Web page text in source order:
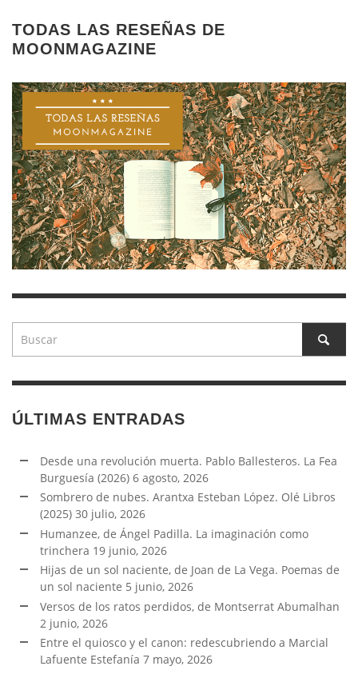
TODAS LAS RESEÑAS DE
MOONMAGAZINE
ÚLTIMAS ENTRADAS
Desde una revolución muerta. Pablo Ballesteros. La Fea
Burguesía (2026) 6 agosto, 2026
Sombrero de nubes. Arantxa Esteban López. Olé Libros
(2025) 30 julio, 2026
Humanzee, de Ángel Padilla. La imaginación como
trinchera 19 junio, 2026
Hijas de un sol naciente, de Joan de La Vega. Poemas de
un sol naciente 5 junio, 2026
Versos de los ratos perdidos, de Montserrat Abumalhan
2 junio, 2026
Entre el quiosco y el canon: redescubriendo a Marcial
Lafuente Estefanía 7 mayo, 2026